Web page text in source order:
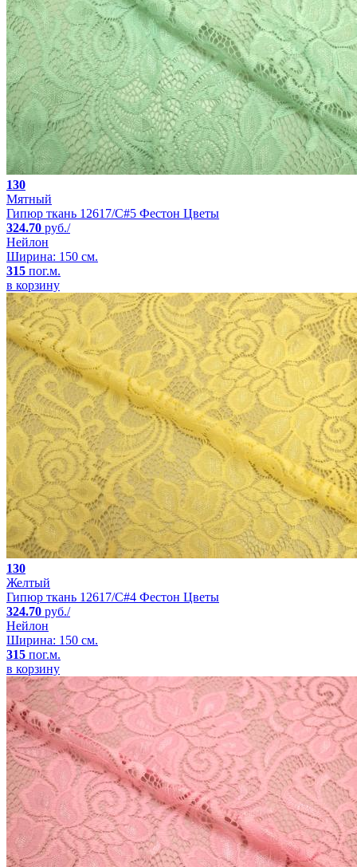
130
Мятный
Гипюр ткань 12617/C#5 Фестон Цветы
324.70 руб./
Нейлон
Ширина: 150 см.
315 пог.м.
в корзину
130
Желтый
Гипюр ткань 12617/C#4 Фестон Цветы
324.70 руб./
Нейлон
Ширина: 150 см.
315 пог.м.
в корзину